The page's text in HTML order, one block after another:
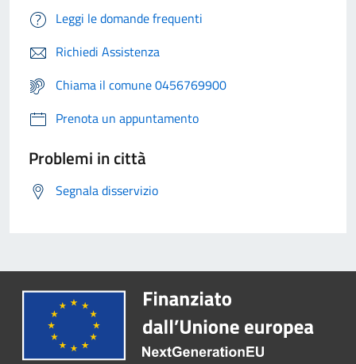
Leggi le domande frequenti
Richiedi Assistenza
Chiama il comune 0456769900
Prenota un appuntamento
Problemi in città
Segnala disservizio